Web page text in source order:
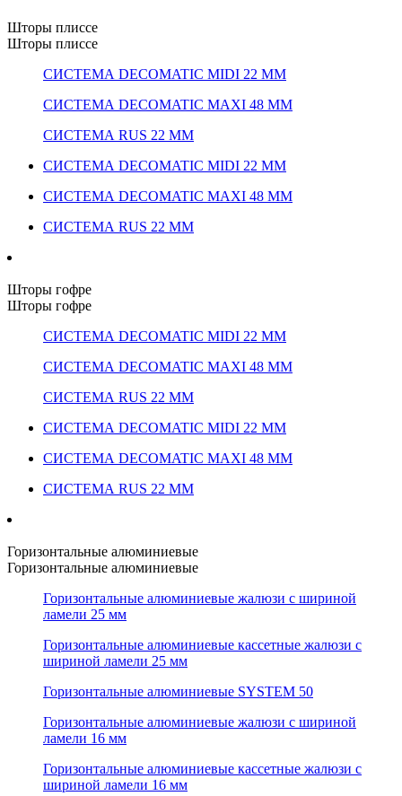
Шторы плиссе
Шторы плиссе
СИСТЕМА DECOMATIC MIDI 22 ММ
СИСТЕМА DECOMATIC MAXI 48 ММ
СИСТЕМА RUS 22 ММ
СИСТЕМА DECOMATIC MIDI 22 ММ
СИСТЕМА DECOMATIC MAXI 48 ММ
СИСТЕМА RUS 22 ММ
Шторы гофре
Шторы гофре
СИСТЕМА DECOMATIC MIDI 22 ММ
СИСТЕМА DECOMATIC MAXI 48 ММ
СИСТЕМА RUS 22 ММ
СИСТЕМА DECOMATIC MIDI 22 ММ
СИСТЕМА DECOMATIC MAXI 48 ММ
СИСТЕМА RUS 22 ММ
Горизонтальные алюминиевые
Горизонтальные алюминиевые
Горизонтальные алюминиевые жалюзи с шириной
ламели 25 мм
Горизонтальные алюминиевые кассетные жалюзи с
шириной ламели 25 мм
Горизонтальные алюминиевые SYSTEM 50
Горизонтальные алюминиевые жалюзи с шириной
ламели 16 мм
Горизонтальные алюминиевые кассетные жалюзи с
шириной ламели 16 мм